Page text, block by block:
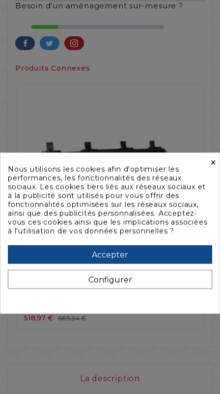
Besoin d'un aménagement sur-mesure ?
Produits Connexes
  
518,97 €
665,34 €
La description
×
Nous utilisons les cookies afin d'optimiser les
performances, les fonctionnalités des réseaux
sociaux. Les cookies tiers liés aux réseaux sociaux et
à la publicité sont utilisés pour vous offrir des
fonctionnalités optimisées sur les réseaux sociaux,
ainsi que des publicités personnalisées. Acceptez-
vous ces cookies ainsi que les implications associées
à l'utilisation de vos données personnelles ?
Accepter
Configurer